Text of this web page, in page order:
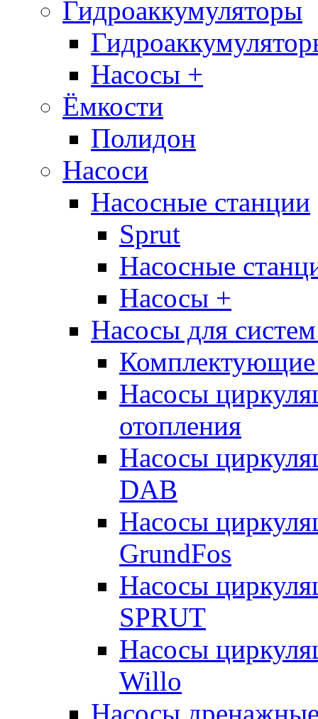
Гидроаккумуляторы
Насосы +
Ёмкости
Полидон
Насоси
Насосные станции
Sprut
Насосные
Насосы +
Насосы для
Комплектующие
Насосы
отопления
Насосы
DAB
Насосы
GrundFos
Насосы
SPRUT
Насосы
Willo
Насосы